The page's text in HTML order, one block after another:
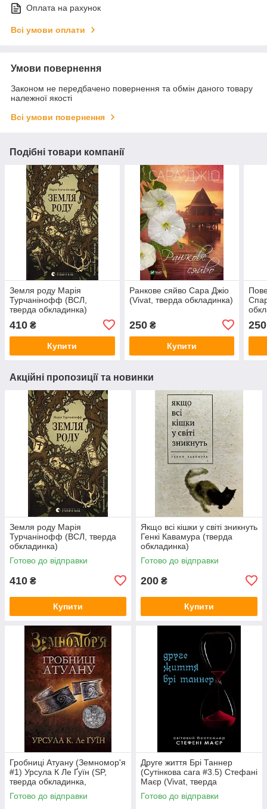
Оплата на рахунок
Всі умови оплати
Умови повернення
Законом не передбачено повернення та обмін даного товару
належної якості
Всі умови повернення
Подібні товари компанії
Земля роду Марія
Турчанінофф (ВСЛ,
тверда обкладинка)
410 ₴
Купити
Ранкове сяйво Сара Джіо
(Vivat, тверда обкладинка)
250₴
Купити
250
Акційні пропозиції та новинки
Земля роду Марія
Турчанінофф (ВСЛ, тверда
обкладинка)
Готово до відправки
410 ₴
Купити
Якщо всі кішки у світі зникнуть
Генкі Кавамура (тверда
обкладинка)
Готово до відправки
200 ₴
Купити
Гробниці Атуану (Земномор'я
#1) Урсула К Ле Ґуїн (SP,
тверда обкладинка,
суперобкладинка))
Готово до відправки
Друге життя Брі Таннер
(Сутінкова сага #3.5) Стефані
Маєр (Vivat, тверда
обкладинка)
Готово до відправки